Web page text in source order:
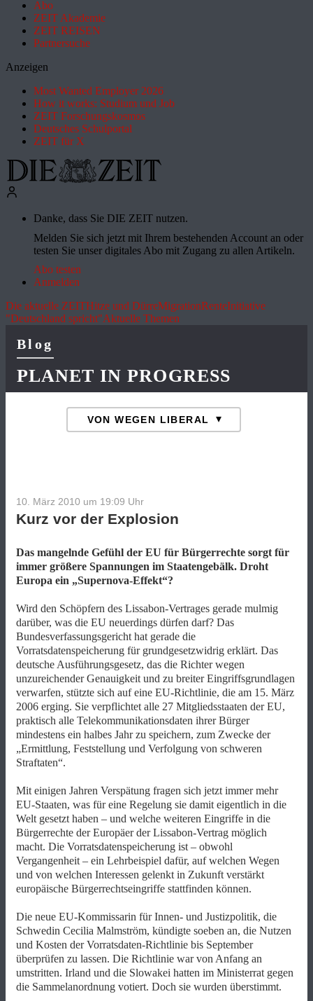
Abo
ZEIT Akademie
ZEIT REISEN
Partnersuche
Anzeigen
Most Wanted Employer 2026
How it works: Studium und Job
ZEIT Forschungskosmos
Deutsches Schulportal
ZEIT für X
Danke, dass Sie DIE ZEIT nutzen.
Melden Sie sich jetzt mit Ihrem bestehenden Account an oder
testen Sie unser digitales Abo mit Zugang zu allen Artikeln.
Abo testen
Anmelden
Die aktuelle ZEITHitze und DürreMigrationRenteInitiative
"Deutschland spricht"Aktuelle Themen
Blog
PLANET IN PROGRESS
10. März 2010 um 19:09 Uhr
Kurz vor der Explosion
Das mangelnde Gefühl der EU für Bürgerrechte sorgt für
immer größere Spannungen im Staatengebälk. Droht
Europa ein „Supernova-Effekt“?
Wird den Schöpfern des Lissabon-Vertrages gerade mulmig
darüber, was die EU neuerdings dürfen darf? Das
Bundesverfassungsgericht hat gerade die
Vorratsdatenspeicherung für grundgesetzwidrig erklärt. Das
deutsche Ausführungsgesetz, das die Richter wegen
unzureichender Genauigkeit und zu breiter Eingriffsgrundlagen
verwarfen, stützte sich auf eine EU-Richtlinie, die am 15. März
2006 erging. Sie verpflichtet alle 27 Mitgliedsstaaten der EU,
praktisch alle Telekommunikationsdaten ihrer Bürger
mindestens ein halbes Jahr zu speichern, zum Zwecke der
„Ermittlung, Feststellung und Verfolgung von schweren
Straftaten“.
Mit einigen Jahren Verspätung fragen sich jetzt immer mehr
EU-Staaten, was für eine Regelung sie damit eigentlich in die
Welt gesetzt haben – und welche weiteren Eingriffe in die
Bürgerrechte der Europäer der Lissabon-Vertrag möglich
macht. Die Vorratsdatenspeicherung ist – obwohl
Vergangenheit – ein Lehrbeispiel dafür, auf welchen Wegen
und von welchen Interessen gelenkt in Zukunft verstärkt
europäische Bürgerrechtseingriffe stattfinden können.
Die neue EU-Kommissarin für Innen- und Justizpolitik, die
Schwedin Cecilia Malmström, kündigte soeben an, die Nutzen
und Kosten der Vorratsdaten-Richtlinie bis September
überprüfen zu lassen. Die Richtlinie war von Anfang an
umstritten. Irland und die Slowakei hatten im Ministerrat gegen
die Sammelanordnung votiert. Doch sie wurden überstimmt.